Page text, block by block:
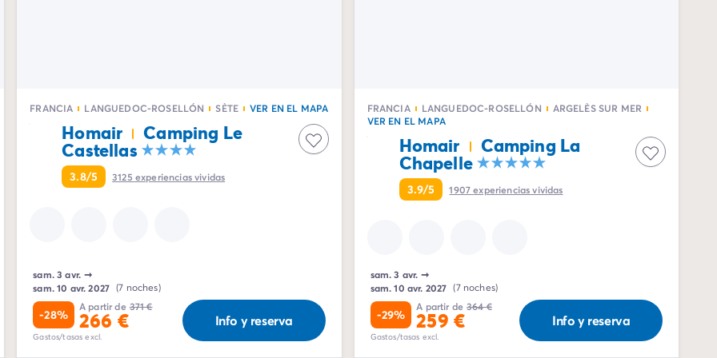
FRANCIA LANGUEDOC-ROSELLÓN SÈTE VER EN EL MAPA
Homair Camping Le
Castellas
3.8/5 3125 experiencias vividas
sam. 3 avr. ➞
sam. 10 avr. 2027 (7 noches)
-28%
A partir de 371 €
266 €
Gastos/tasas excl.
Info y reserva
FRANCIA LANGUEDOC-ROSELLÓN
ARGELÈS SUR MER
VER EN EL MAPA
Homair Camping La
Chapelle
3.9/5 1907experiencias vividas
sam. 3 avr. ➞
sam. 10 avr. 2027 (7 noches)
-29%
A partir de 364 €
259 €
Gastos/tasas excl.
Info y reserva